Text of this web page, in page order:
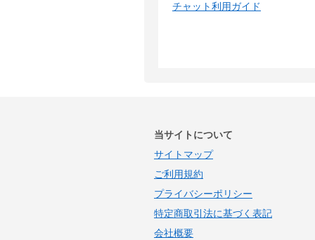
チャット利用ガイド
当サイトについて
サイトマップ
ご利用規約
プライバシーポリシー
特定商取引法に基づく表記
会社概要